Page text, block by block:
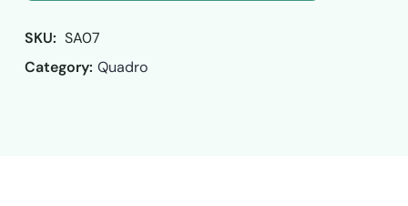
SKU: SA07
Category: Quadro